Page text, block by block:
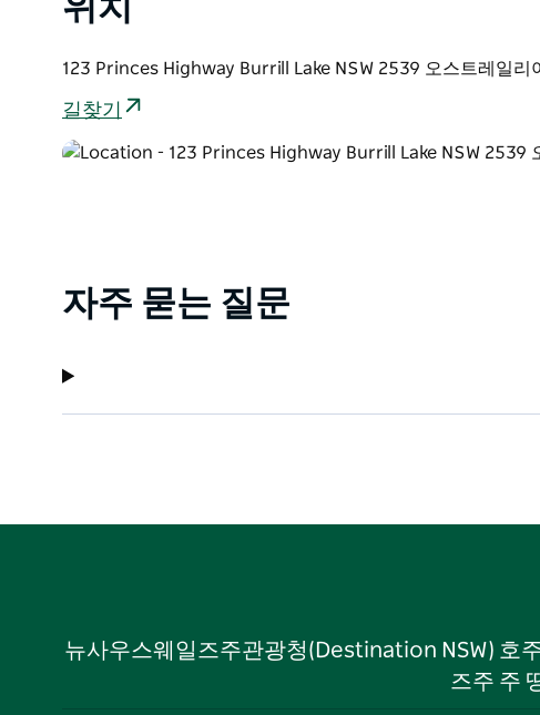
위치
123 Princes Highway Burrill Lake NSW 2539 오스트레일리
길찾기
자주 묻는 질문
뉴사우스웨일즈주관광청(Destination NSW) 호
즈주 주